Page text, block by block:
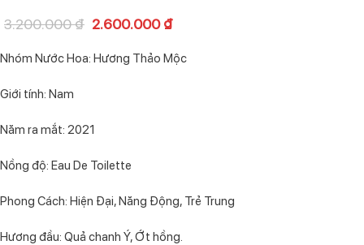
3.200.000₫ 2.600.000₫
Nhóm Nước Hoa: Hương Thảo Mộc
Giới tính: Nam
Năm ra mắt: 2021
Nồng độ: Eau De Toilette
Phong Cách: Hiện Đại, Năng Động, Trẻ Trung
Hương đầu: Quả chanh Ý, Ớt hồng.